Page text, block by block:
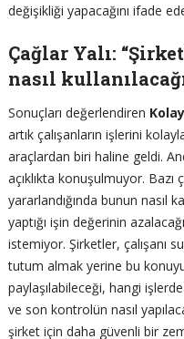
değişikliği yapacağını ifade
Çağlar Yalı:
nasıl
Sonuçları değerlendiren
artık çalışanların işlerini
araçlardan biri haline geldi.
açıklıkta konuşulmuyor. Bazı
yararlandığında bunun nasıl
yaptığı işin değerinin
istemiyor. Şirketler, çalışanı
tutum almak yerine bu
paylaşılabileceği, hangi
ve son kontrolün nasıl
şirket için daha güvenli bir